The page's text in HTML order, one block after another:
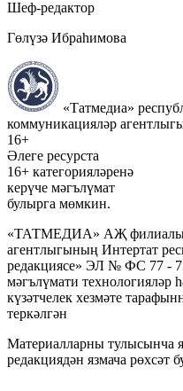
Шеф-редактор
Гөлүзә Ибраһимова
«Татмедиа»
коммуникацияләр
16+
Әлеге ресурста
16+ категорияләренә
керүче мәгълүмат
булырга мөмкин.
«ТАТМЕДИА» АҖ филиалы
агентлыгының Интертат
редакциясе» ЭЛ № ФС 77 -
мәгълүмати технологияләр
күзәтчелек хезмәте
теркәлгән
Материалларны тулысынча
редакциядән язмача рөхсәт